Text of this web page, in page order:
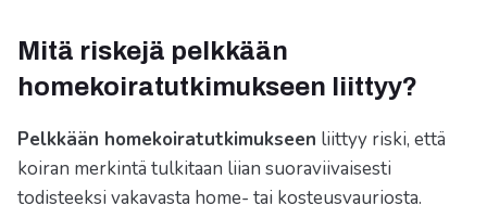
Mitä riskejä pelkkään
homekoiratutkimukseen liittyy?
Pelkkään homekoiratutkimukseen liittyy riski, että
koiran merkintä tulkitaan liian suoraviivaisesti
todisteeksi vakavasta home- tai kosteusvauriosta.